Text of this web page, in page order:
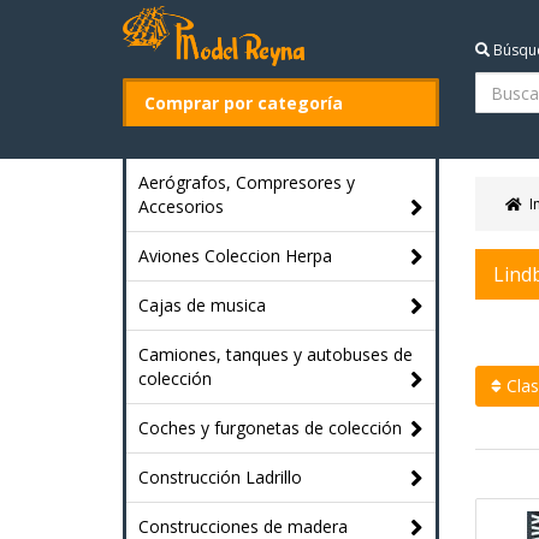
Comprar por categoría
Aerógrafos, Compresores y
Accesorios
Aviones Coleccion Herpa
Cajas de musica
Camiones, tanques y autobuses de
colección
Coches y furgonetas de colección
Construcción Ladrillo
Construcciones de madera